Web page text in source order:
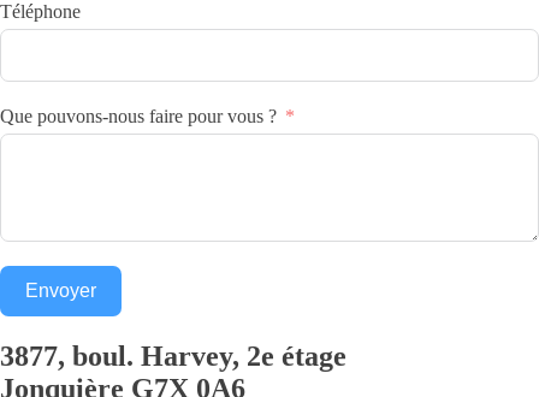
Téléphone
Que pouvons-nous faire pour vous ?
Envoyer
3877, boul. Harvey, 2e étage
Jonquière G7X 0A6